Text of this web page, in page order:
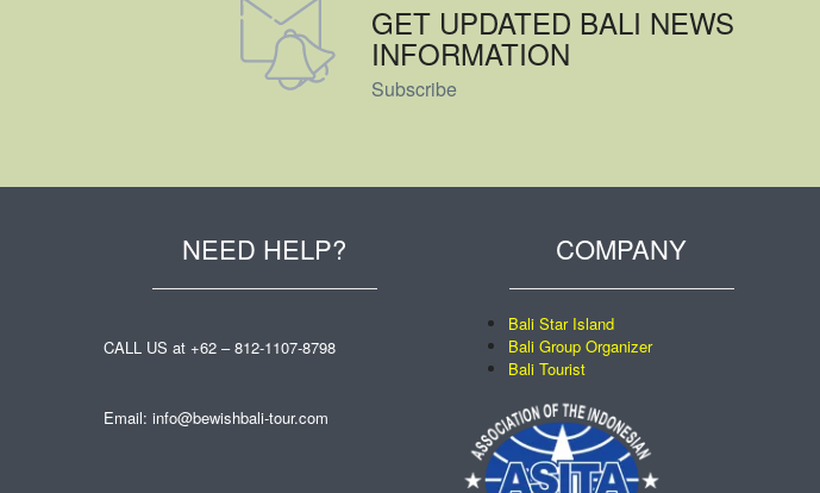
GET UPDATED BALI NEWS
INFORMATION
Subscribe
NEED HELP?
CALL US at +62 – 812-1107-8798
Email: info@bewishbali-tour.com
COMPANY
Bali Star Island
Bali Group Organizer
Bali Tourist